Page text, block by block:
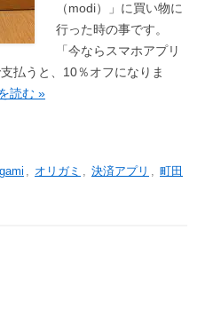
（modi）」に買い物に
行った時の事です。
「今ならスマホアプリ
払うと、10％オフになりま
読む »
, オリガミ , 決済アプリ , 町田